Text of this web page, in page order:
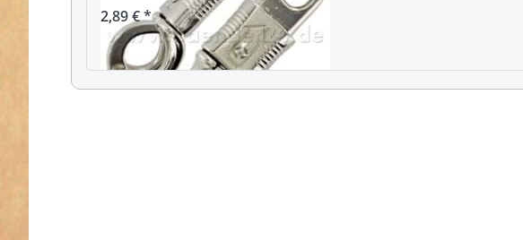
2,89 € *